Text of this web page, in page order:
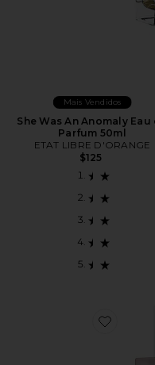
Mais Vendidos
She Was An Anomaly Eau
Parfum 50ml
ETAT LIBRE D'ORANGE
$125
Favorite